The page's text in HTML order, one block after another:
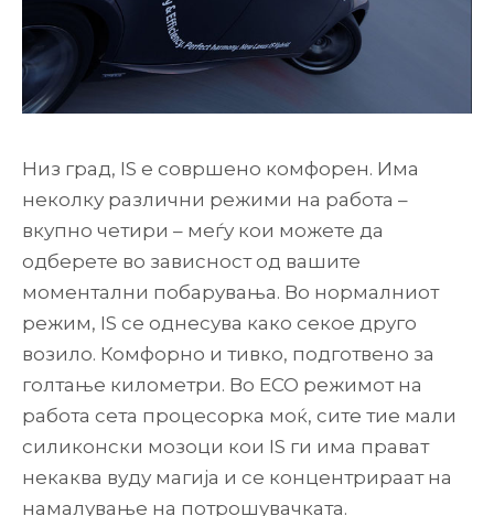
Низ град, IS e совршено комфорен. Има
неколку различни режими на работа –
вкупно четири – меѓу кои можете да
одберете во зависност од вашите
моментални побарувања. Во нормалниот
режим, IS се однесува како секое друго
возило. Комфорно и тивко, подготвено за
голтање километри. Во ECO режимот на
работа сета процесорка моќ, сите тие мали
силиконски мозоци кои IS ги има прават
некаква вуду магија и се концентрираат на
намалување на потрошувачката.